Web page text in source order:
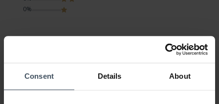
Consent Details About
0%
VALEUR-PRIX
QUALITÉ